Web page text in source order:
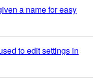
a name for easy
to edit settings in